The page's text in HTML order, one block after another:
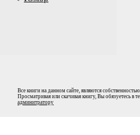
Все книги на данном сайте, являются
Просматривая или скачивая книгу, Вы обязуетесь в
админитратору